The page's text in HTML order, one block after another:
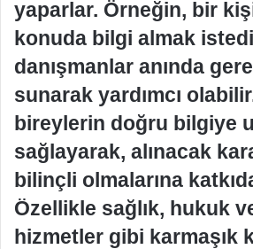
yaparlar. Örneğin, bir
konuda bilgi almak
danışmanlar anında
sunarak yardımcı
bireylerin doğru bilgiye
sağlayarak, alınacak
bilinçli olmalarına
Özellikle sağlık, hukuk
hizmetler gibi karmaşık